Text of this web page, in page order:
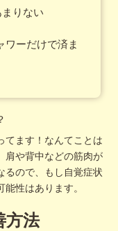
りない
ワーだけで済ま
てます！なんてことは
肩や背中などの筋肉が
るので、もし自覚症状
性はあります。
方法